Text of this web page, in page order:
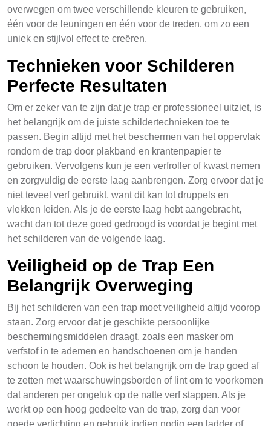
overwegen om twee verschillende kleuren te gebruiken,
één voor de leuningen en één voor de treden, om zo een
uniek en stijlvol effect te creëren.
Technieken voor Schilderen
Perfecte Resultaten
Om er zeker van te zijn dat je trap er professioneel uitziet, is
het belangrijk om de juiste schildertechnieken toe te
passen. Begin altijd met het beschermen van het oppervlak
rondom de trap door plakband en krantenpapier te
gebruiken. Vervolgens kun je een verfroller of kwast nemen
en zorgvuldig de eerste laag aanbrengen. Zorg ervoor dat je
niet teveel verf gebruikt, want dit kan tot druppels en
vlekken leiden. Als je de eerste laag hebt aangebracht,
wacht dan tot deze goed gedroogd is voordat je begint met
het schilderen van de volgende laag.
Veiligheid op de Trap Een
Belangrijk Overweging
Bij het schilderen van een trap moet veiligheid altijd voorop
staan. Zorg ervoor dat je geschikte persoonlijke
beschermingsmiddelen draagt, zoals een masker om
verfstof in te ademen en handschoenen om je handen
schoon te houden. Ook is het belangrijk om de trap goed af
te zetten met waarschuwingsborden of lint om te voorkomen
dat anderen per ongeluk op de natte verf stappen. Als je
werkt op een hoog gedeelte van de trap, zorg dan voor
goede verlichting en gebruik indien nodig een ladder of